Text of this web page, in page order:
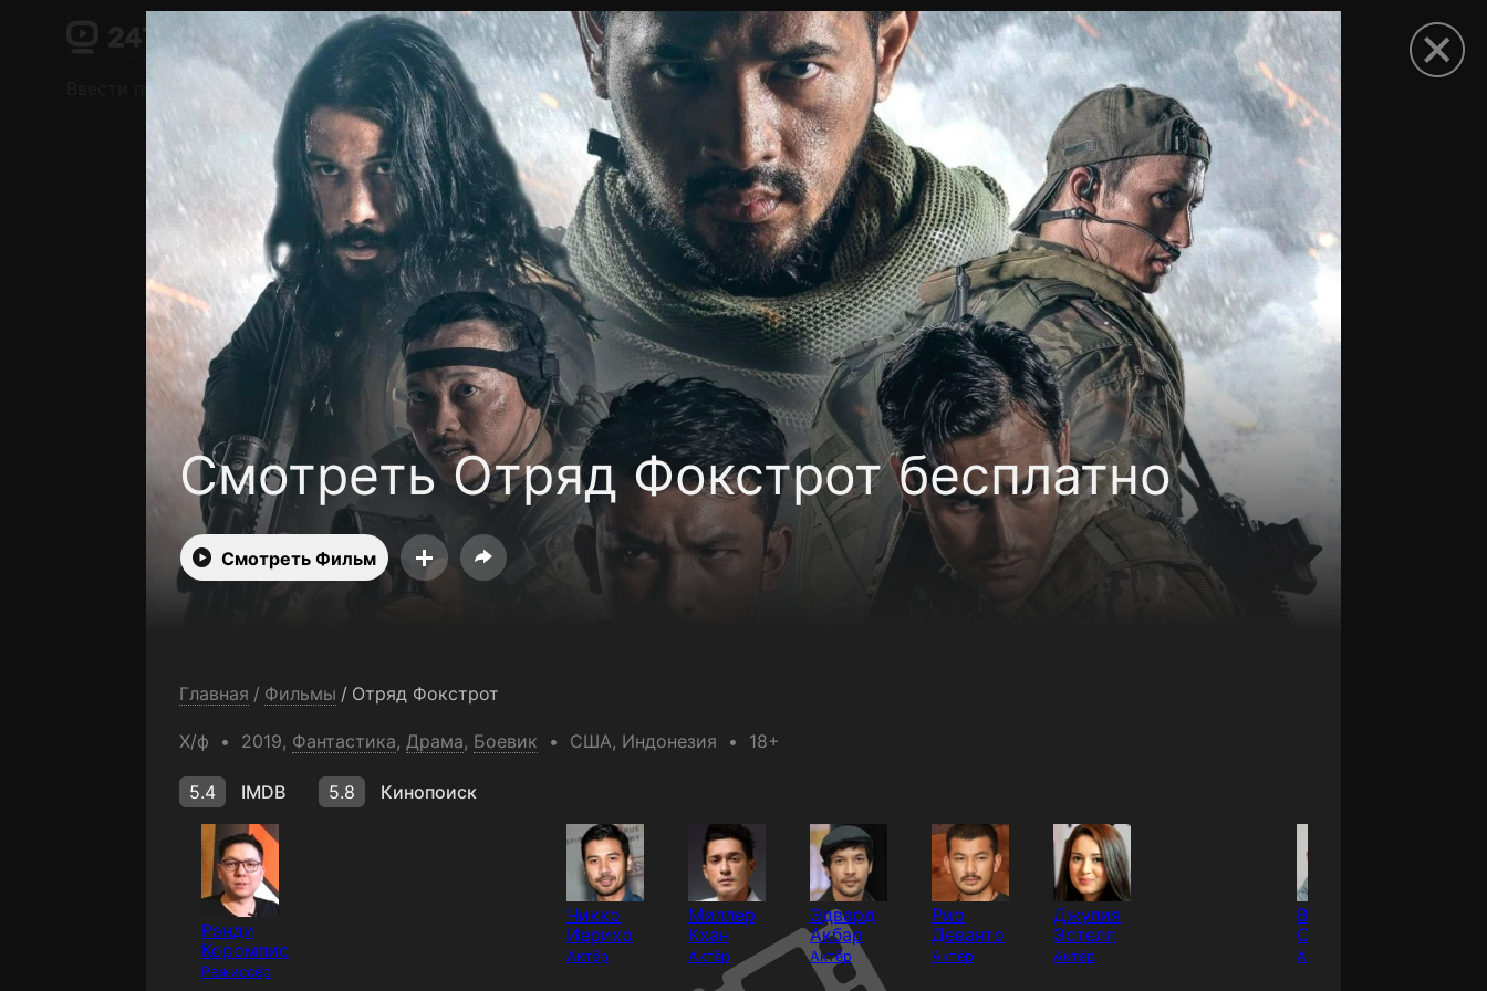
Смотреть Отряд Фокстрот бесплатно
Смотреть Фильм
Главная / Фильмы / Отряд Фокстрот
Х/ф 2019, Фантастика, Драма, Боевик США, Индонезия 18+
5.4 IMDB 5.8 Кинопоиск
Рэнди
Коромпис
Режиссёр
Чикко
Иерихо
Актёр
Миллер
Кхан
Актёр
Эдвард
Акбар
Актёр
Рио
Деванто
Актёр
Джулия
Эстелл
Актёр
Верди
Солайман
Актёр
Поддержка:support@24h.tv
Пользовательское соглашение Политика конфиденциальности Для партнёров
Открыть приложение
Установить на ТВ Бесплатные каналы Контакты